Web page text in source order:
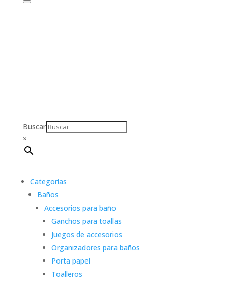
Buscar
×
Categorías
Baños
Accesorios para baño
Ganchos para toallas
Juegos de accesorios
Organizadores para baños
Porta papel
Toalleros